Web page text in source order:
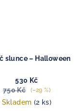
slunce – Halloween
530 Kč
750 Kč
(–29 %)
Skladem (2 ks)